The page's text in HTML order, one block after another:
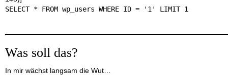
SELECT * FROM wp_users WHERE ID = '1' LIMIT 1
Was soll das?
In mir wächst langsam die Wut…